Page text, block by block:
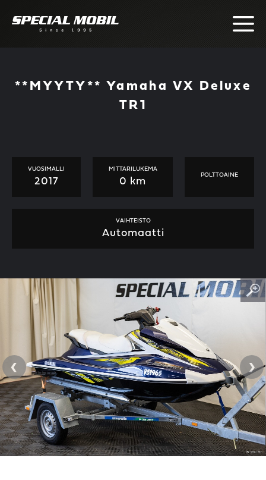
**MYYTY** Yamaha VX Deluxe
TR1
VUOSIMALLI
2017
MITTARILUKEMA
0 km
POLTTOAINE
VAIHTEISTO
Automaatti
‹ ›